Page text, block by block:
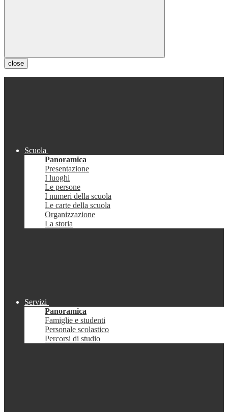
close
Scuola
Panoramica
Presentazione
I luoghi
Le persone
I numeri della scuola
Le carte della scuola
Organizzazione
La storia
Servizi
Panoramica
Famiglie e studenti
Personale scolastico
Percorsi di studio